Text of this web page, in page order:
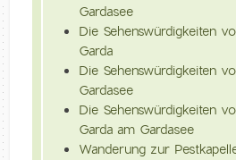
Gardasee
Die Sehenswürdigkeiten
Garda
Die Sehenswürdigkeiten
Gardasee
Die Sehenswürdigkeiten
Garda am Gardasee
Wanderung zur